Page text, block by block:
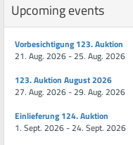
Upcoming events
Vorbesichtigung 123. Auktion
21. Aug. 2026 - 25. Aug. 2026
123. Auktion August 2026
27. Aug. 2026 - 29. Aug. 2026
Einlieferung 124. Auktion
1. Sept. 2026 - 24. Sept. 2026